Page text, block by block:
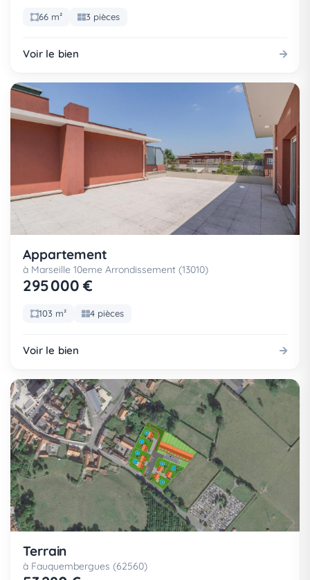
66 m² 3 pièces
Voir le bien
Appartement
à Marseille 10eme Arrondissement (13010)
295 000 €
103 m² 4 pièces
Voir le bien
Terrain
à Fauquembergues (62560)